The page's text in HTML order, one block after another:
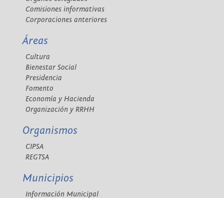
Comisiones informativas
Corporaciones anteriores
Áreas
Cultura
Bienestar Social
Presidencia
Fomento
Economía y Hacienda
Organización y RRHH
Organismos
CIPSA
REGTSA
Municipios
Información Municipal